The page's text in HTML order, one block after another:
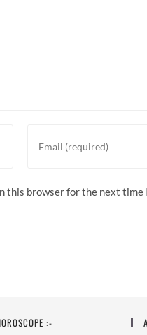
your
this browser for the next time
:-